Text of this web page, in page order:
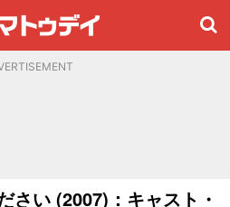
さい (2007)：キャスト・